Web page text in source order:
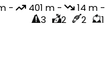
- 401 m - 14 m -
3
2 2 1